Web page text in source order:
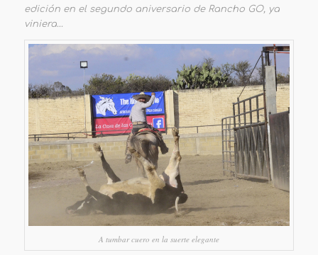
edición en el segundo aniversario de Rancho GO, ya
viniera…
A tumbar cuero en la suerte elegante